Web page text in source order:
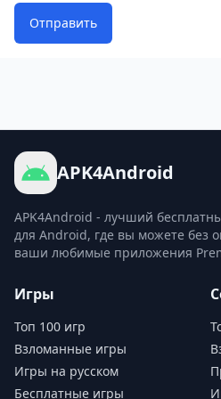
Отправить
APK4Android
APK4Android - лучший
для Android, где вы можете без
ваши любимые приложения
Игры
Топ 100 игр
Взломанные игры
Игры на русском
Бесплатные игры